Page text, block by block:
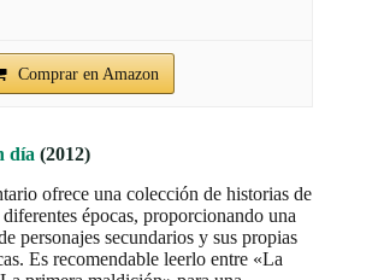
Comprar en Amazon
día (2012)
ofrece una colección de historias de
épocas, proporcionando una
personajes secundarios y sus propias
Es recomendable leerlo entre «La